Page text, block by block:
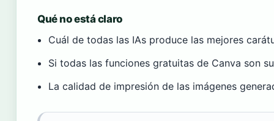
Qué no está claro
Cuál de todas las IAs produce las mejores
Si todas las funciones gratuitas de Canva son
La calidad de impresión de las imágenes